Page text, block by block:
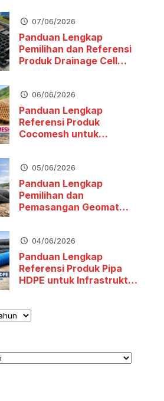
07/06/2026
Panduan Lengkap
Pemilihan dan Referensi
Produk Drainage Cell
06/06/2026
Panduan Lengkap
Referensi Produk
Cocomesh untuk
05/06/2026
Panduan Lengkap
Pemilihan dan
Pemasangan Geomat
04/06/2026
Panduan Lengkap
Referensi Produk Pipa
HDPE untuk Infrastruktur